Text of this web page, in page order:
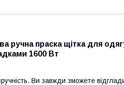
ручна праска щітка для
1600 Вт
Ви завжди зможете